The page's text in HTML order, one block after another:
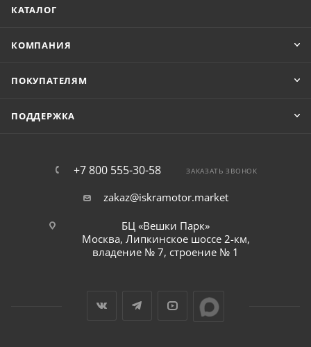
КАТАЛОГ
КОМПАНИЯ
ПОКУПАТЕЛЯМ
ПОДДЕРЖКА
+7 800 555-30-58 ЗАКАЗАТЬ ЗВОНОК
zakaz@iskramotor.market
БЦ «Вешки Парк»
Москва, Липкинское шоссе 2-км,
владение № 7, строение № 1